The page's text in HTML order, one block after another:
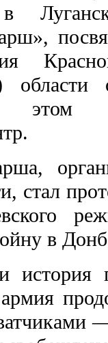
в
области
этом
стал
в
история